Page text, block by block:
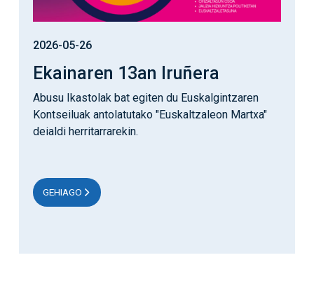
2026-05-26
Ekainaren 13an Iruñera
Abusu Ikastolak bat egiten du Euskalgintzaren
Kontseiluak antolatutako "Euskaltzaleon Martxa"
deialdi herritarrarekin.
GEHIAGO